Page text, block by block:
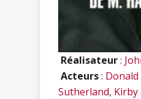
Réalisateur:
Acteurs: Donald
Sutherland, Kirby